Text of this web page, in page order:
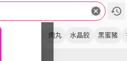
肉丸 水晶餃 黑蜜豬